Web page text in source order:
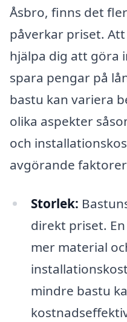
Åsbro, finns det
påverkar priset.
hjälpa dig att göra
spara pengar på
bastu kan variera
olika aspekter
och
avgörande
Storlek:
direkt priset.
mer material
mindre bastu